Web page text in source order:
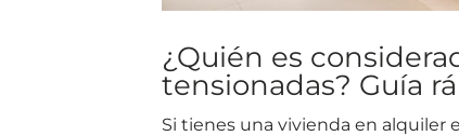
¿Quién es
tensionadas? Guía
Si tienes una vivienda en alquiler